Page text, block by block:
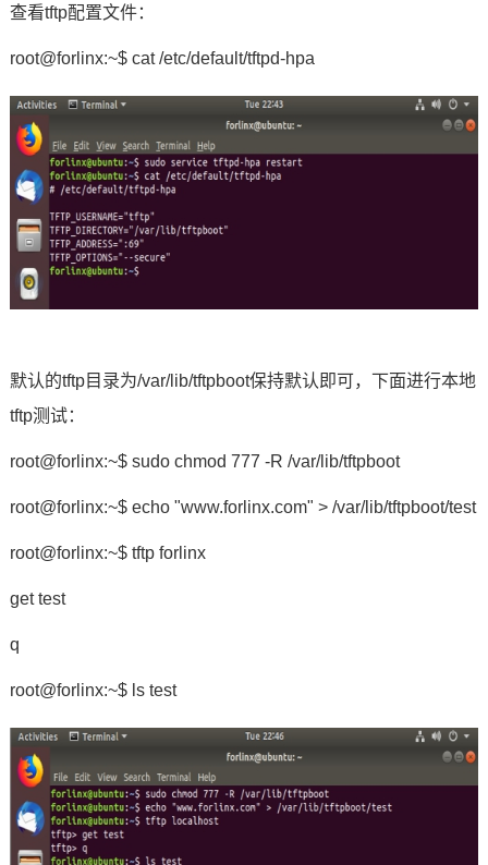
查看tftp配置文件：
root@forlinx:~$ cat /etc/default/tftpd-hpa
默认的tftp目录为/var/lib/tftpboot保持默认即可，下面进行本地
tftp测试：
root@forlinx:~$ sudo chmod 777 -R /var/lib/tftpboot
root@forlinx:~$ echo "www.forlinx.com" > /var/lib/tftpboot/test
root@forlinx:~$ tftp forlinx
get test
q
root@forlinx:~$ ls test